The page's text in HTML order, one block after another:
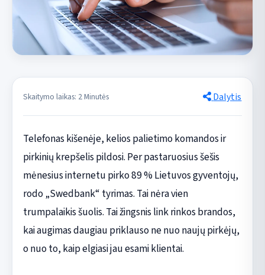
Skaitymo laikas: 2 Minutės Dalytis
Telefonas kišenėje, kelios palietimo komandos ir
pirkinių krepšelis pildosi. Per pastaruosius šešis
mėnesius internetu pirko 89 % Lietuvos gyventojų,
rodo „Swedbank“ tyrimas. Tai nėra vien
trumpalaikis šuolis. Tai žingsnis link rinkos brandos,
kai augimas daugiau priklauso ne nuo naujų pirkėjų,
o nuo to, kaip elgiasi jau esami klientai.